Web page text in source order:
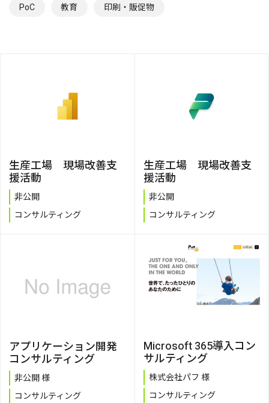
PoC
教育 印刷・販促物
生産工場 現場改善支
援活動
非公開
コンサルティング
生産工場 現場改善支
援活動
非公開
コンサルティング
アプリケーション開発
コンサルティング
非公開 様
コンサルティング
Microsoft 365導入コン
サルティング
株式会社パフ 様
コンサルティング